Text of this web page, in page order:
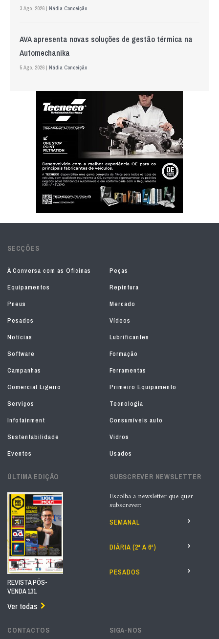
3 Ago. 2026 | Nádia Conceição
AVA apresenta novas soluções de gestão térmica na
Automechanika
5 Ago. 2026 | Nádia Conceição
SECÇÕES
À Conversa com as Oficinas
Peças
Equipamentos
Repintura
Pneus
Mercado
Pesados
Vídeos
Notícias
Lubrificantes
Software
Formação
Campanhas
Ferramentas
Comercial Ligeiro
Primeiro Equipamento
Serviços
Tecnologia
Infotainment
Consumíveis auto
Sustentabilidade
Vidros
Eventos
Usados
ÚLTIMA EDIÇÃO
REVISTA PÓS-
VENDA 131
Ver todas
SUBSCREVER NEWSLETTER
Escolha a newsletter que quer
subscrever:
SEMANAL
DIÁRIA (2ª A 6ª)
PESADOS
CONTACTOS SIGA-NOS